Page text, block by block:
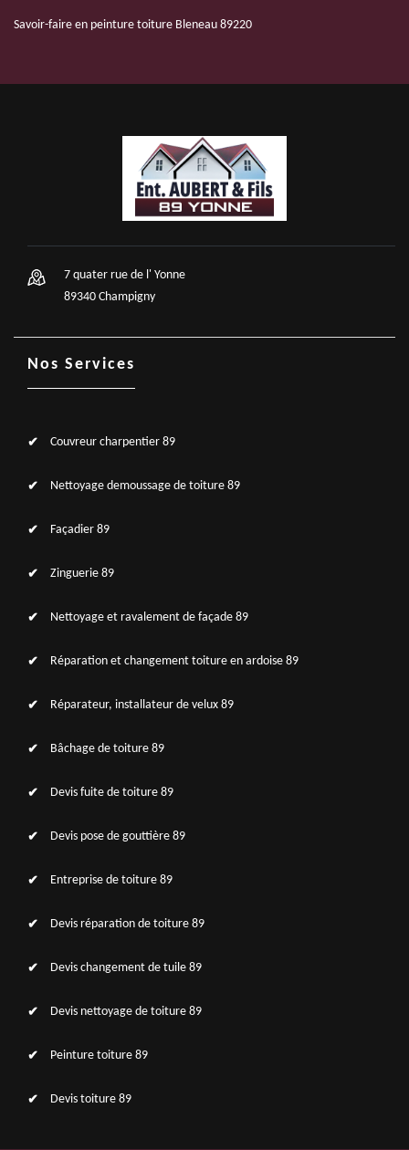
Savoir-faire en peinture toiture Bleneau 89220
7 quater rue de l' Yonne
89340 Champigny
Nos Services
Couvreur charpentier 89
Nettoyage demoussage de toiture 89
Façadier 89
Zinguerie 89
Nettoyage et ravalement de façade 89
Réparation et changement toiture en ardoise 89
Réparateur, installateur de velux 89
Bâchage de toiture 89
Devis fuite de toiture 89
Devis pose de gouttière 89
Entreprise de toiture 89
Devis réparation de toiture 89
Devis changement de tuile 89
Devis nettoyage de toiture 89
Peinture toiture 89
Devis toiture 89